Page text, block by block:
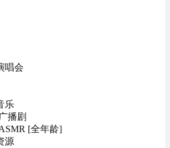
唱会
乐
播剧
[全年龄]
源